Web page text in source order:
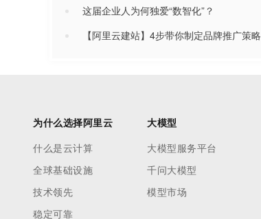
这届企业人为何独爱“数智化”？
【阿里云建站】4步带你制定品牌推广策略